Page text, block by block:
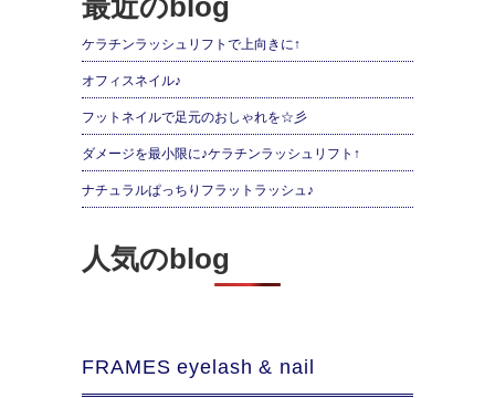
最近のblog
ケラチンラッシュリフトで上向きに↑
オフィスネイル♪
フットネイルで足元のおしゃれを☆彡
ダメージを最小限に♪ケラチンラッシュリフト↑
ナチュラルぱっちりフラットラッシュ♪
人気のblog
FRAMES eyelash & nail